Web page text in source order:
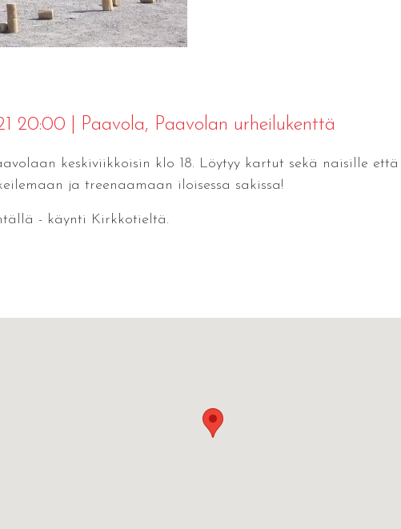
20:00 Paavola, Paavolan urheilukenttä
keskiviikkoisin klo 18. Löytyy kartut sekä naisille
ja treenaamaan iloisessa sakissa!
- käynti Kirkkotieltä.